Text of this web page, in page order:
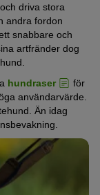
driva stora
andra fordon
snabbare och
artfränder dog
hundraser
för
användarvärde.
Än idag